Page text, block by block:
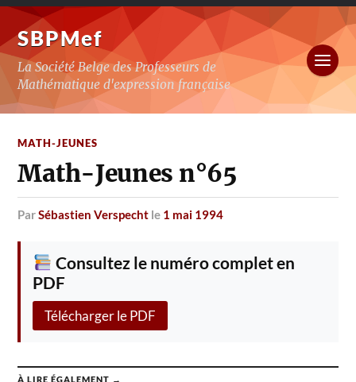
SBPMef
La Société Belge des Professeurs de
Mathématique d'expression française
MATH-JEUNES
Math-Jeunes n°65
parSébastien Verspecht le 1 mai 1994
Consultez le numéro complet en
PDF
Télécharger le PDF
À LIRE ÉGALEMENT →